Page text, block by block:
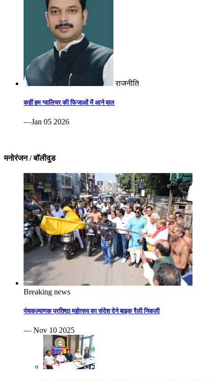
राजनीति
कहीं हम ग्वालियर की फिजाओं में आने वाल
—Jan 05 2026
मनोरंजन / बॉलीवुड
Breaking news
पंचकल्याणक प्रतिष्ठा महोत्सव का संदेश देने बाइक रैली निकली
— Nov 10 2025